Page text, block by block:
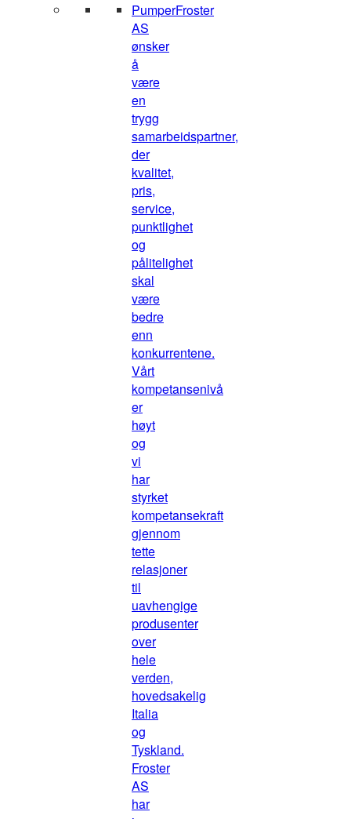
PumperFroster
AS
ønsker
å
være
en
trygg
samarbeidspartner,
der
kvalitet,
pris,
service,
punktlighet
og
pålitelighet
skal
være
bedre
enn
konkurrentene.
Vårt
kompetansenivå
er
høyt
og
vi
har
styrket
kompetansekraft
gjennom
tette
relasjoner
til
uavhengige
produsenter
over
hele
verden,
hovedsakelig
Italia
og
Tyskland.
Froster
AS
har